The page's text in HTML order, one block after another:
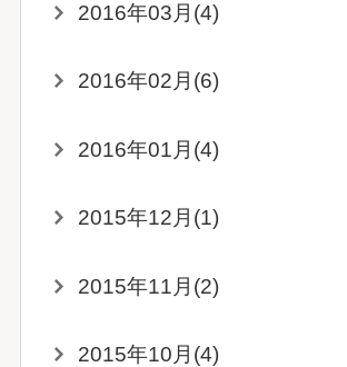
2016年03月(4)
2016年02月(6)
2016年01月(4)
2015年12月(1)
2015年11月(2)
2015年10月(4)